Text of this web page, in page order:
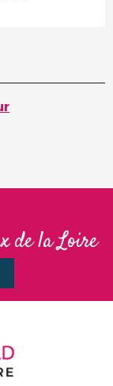
de la Loire